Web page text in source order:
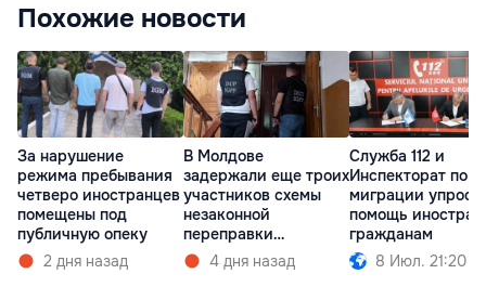
Похожие новости
За нарушение
режима пребывания
четверо иностранцев
помещены под
публичную опеку
2 дня назад
В Молдове
задержали еще троих
участников схемы
незаконной
переправки
украинцев в ЕС
4 дня назад
Служба 112 и
Инспекторат по
миграции
помощь
гражданам
8 Июл. 21:20